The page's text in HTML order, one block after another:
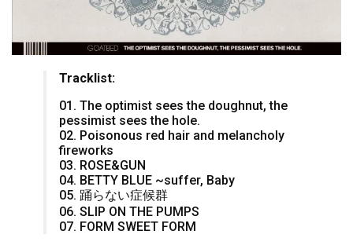
Tracklist:
01. The optimist sees the doughnut, the
pessimist sees the hole.
02. Poisonous red hair and melancholy
fireworks
03. ROSE&GUN
04. BETTY BLUE ~suffer, Baby
05. 踊らない症候群
06. SLIP ON THE PUMPS
07. FORM SWEET FORM